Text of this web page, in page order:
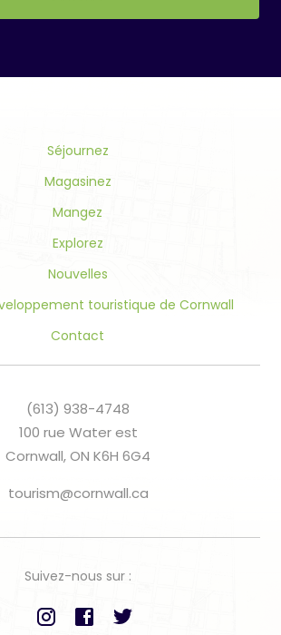
Séjournez
Magasinez
Mangez
Explorez
Nouvelles
touristique de Cornwall
Contact
(613) 938-4748
100 rue Water est
Cornwall, ON K6H 6G4
tourism@cornwall.ca
Suivez-nous sur :